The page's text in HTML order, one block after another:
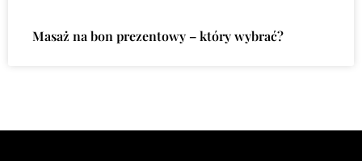
Masaż na bon prezentowy – który wybrać?